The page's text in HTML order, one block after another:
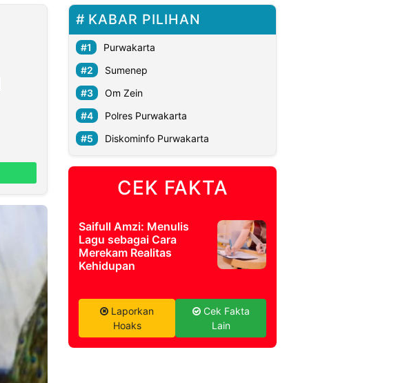
KABAR PILIHAN
Purwakarta
Sumenep
Om Zein
Polres Purwakarta
Diskominfo Purwakarta
CEK FAKTA
Saifull Amzi: Menulis
Lagu sebagai Cara
Merekam Realitas
Kehidupan
Laporkan
Hoaks
Cek Fakta
Lain